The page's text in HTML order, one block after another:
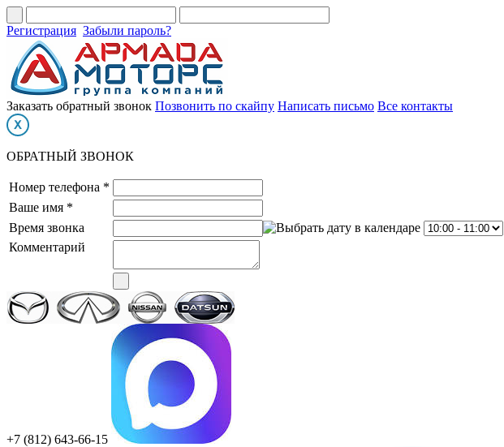
Регистрация Забыли пароль?
Заказать обратный звонок Позвонить по скайпу Написать письмо Все контакты
ОБРАТНЫЙ ЗВОНОК
Номер телефона *
Ваше имя *
Время звонка
Комментарий
+7 (812) 643-66-15